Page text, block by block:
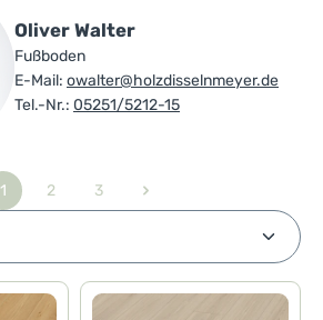
Oliver Walter
Fußboden
E-Mail: owalter@holzdisselnmeyer.de
Tel.-Nr.: 05251/5212-15
Seite
1
Seite
2
Seite
3